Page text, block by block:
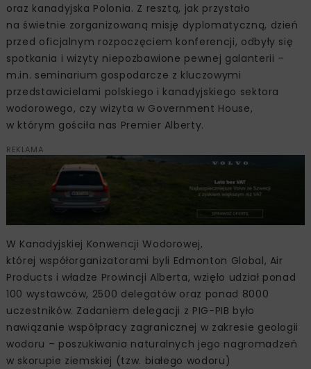
oraz kanadyjska Polonia. Z resztą, jak przystało
na świetnie zorganizowaną misję dyplomatyczną, dzień
przed oficjalnym rozpoczęciem konferencji, odbyły się
spotkania i wizyty niepozbawione pewnej galanterii –
m.in. seminarium gospodarcze z kluczowymi
przedstawicielami polskiego i kanadyjskiego sektora
wodorowego, czy wizyta w Government House,
w którym gościła nas Premier Alberty.
REKLAMA
W Kanadyjskiej Konwencji Wodorowej,
której współorganizatorami byli Edmonton Global, Air
Products i władze Prowincji Alberta, wzięło udział ponad
100 wystawców, 2500 delegatów oraz ponad 8000
uczestników. Zadaniem delegacji z PIG-PIB było
nawiązanie współpracy zagranicznej w zakresie geologii
wodoru – poszukiwania naturalnych jego nagromadzeń
w skorupie ziemskiej (tzw. białego wodoru)